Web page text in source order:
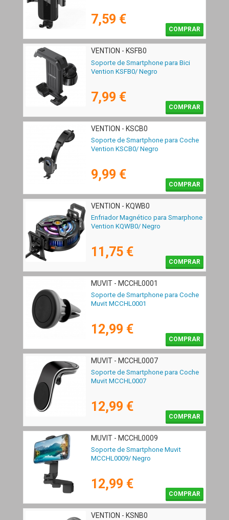
7,59 €
COMPRAR
VENTION - KSFB0
Soporte de Smartphone para Bici
Vention KSFB0/ Negro
7,99 €
COMPRAR
VENTION - KSCB0
Soporte de Smartphone para Coche
Vention KSCB0/ Negro
9,99 €
COMPRAR
VENTION - KQWB0
Enfriador Magnético para Smarphone
Vention KQWB0/ Negro
11,75 €
COMPRAR
MUVIT - MCCHL0001
Soporte de Smartphone para Coche
Muvit MCCHL0001
12,99 €
COMPRAR
MUVIT - MCCHL0007
Soporte de Smartphone para Coche
Muvit MCCHL0007
12,99 €
COMPRAR
MUVIT - MCCHL0009
Soporte de Smartphone Muvit
MCCHL0009/ Negro
12,99 €
COMPRAR
VENTION - KSNB0